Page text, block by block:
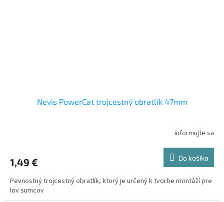
Nevis PowerCat trojcestný obratlík 47mm
informujte sa
1,49 € Do košíka
Pevnostný trojcestný obratlík, ktorý je určený k tvorbe montáží pre
lov sumcov